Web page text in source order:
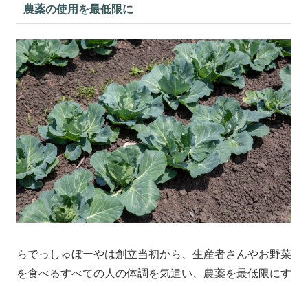
農薬の使用を最低限に
らでっしゅぼーやは創立当初から、生産者さんやお野菜
を食べるすべての人の体調を気遣い、農薬を最低限にす